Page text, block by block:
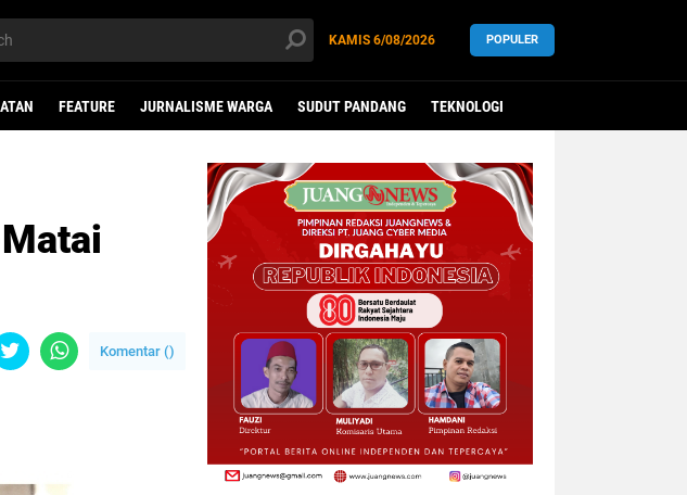
KAMIS 6/08/2026 POPULER
FEATURE JURNALISME WARGA SUDUT PANDANG TEKNOLOGI
Komentar ()